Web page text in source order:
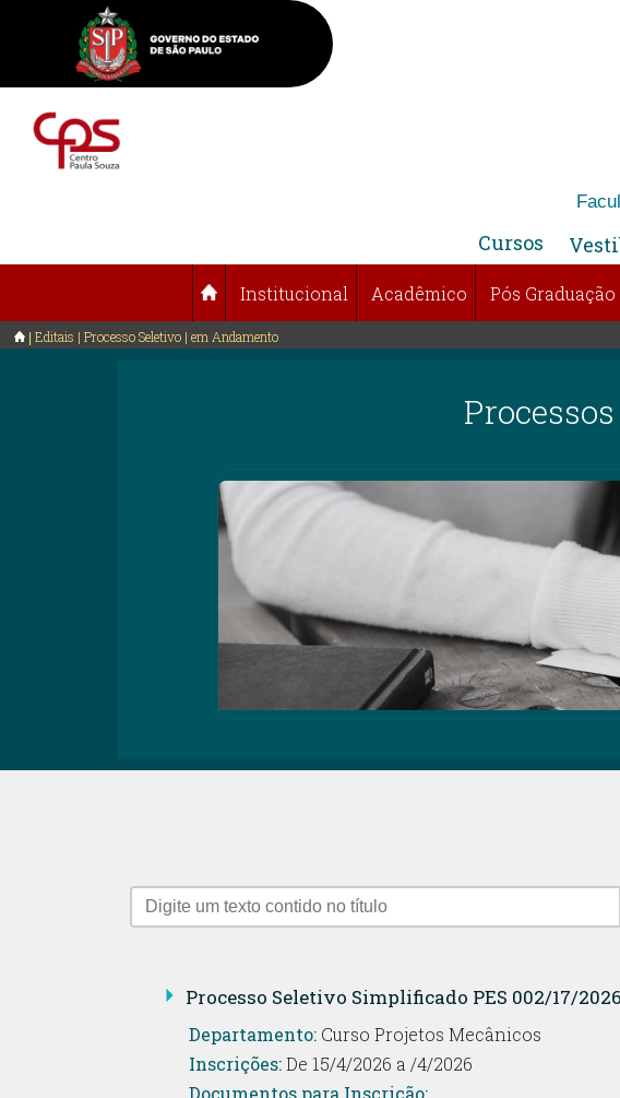
Cursos
Institucional Acadêmico Pós Graduação
Editais | Processo Seletivo | em Andamento
Processo Seletivo Simplificado PES 002/17/
Departamento:Curso Projetos Mecânicos
Inscrições:De 15/4/2026 a /4/2026
Documentos para Inscrição: